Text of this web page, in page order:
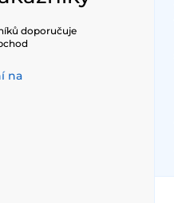
doporučuje
na